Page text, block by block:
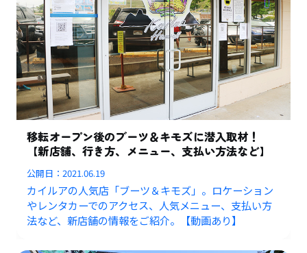
移転オープン後のブーツ＆キモズに潜入取材！
【新店舗、行き方、メニュー、支払い方法など】
公開日：2021.06.19
カイルアの人気店「ブーツ＆キモズ」。ロケーション
やレンタカーでのアクセス、人気メニュー、支払い方
法など、新店舗の情報をご紹介。【動画あり】